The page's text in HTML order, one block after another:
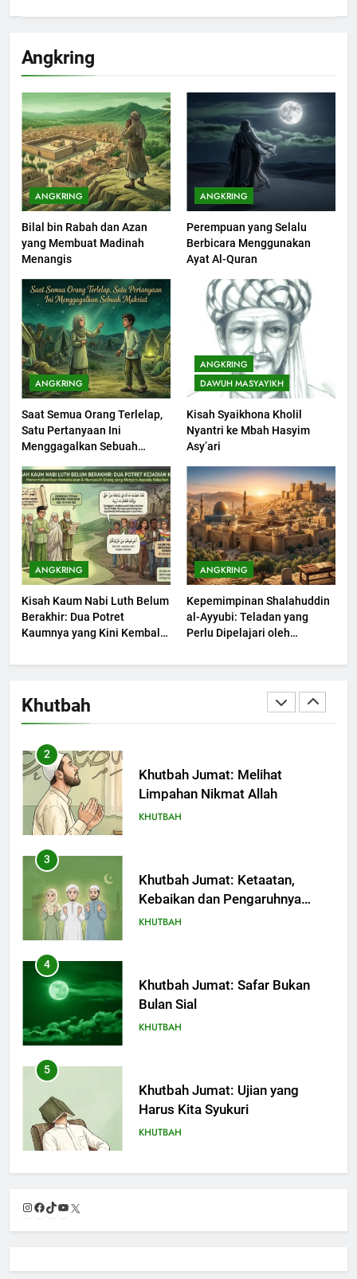
Angkring
ANGKRING
Bilal bin Rabah dan Azan
yang Membuat Madinah
Menangis
ANGKRING
Perempuan yang Selalu
Berbicara Menggunakan
Ayat Al-Quran
ANGKRING
Saat Semua Orang Terlelap,
Satu Pertanyaan Ini
Menggagalkan Sebuah
ANGKRING
DAWUH MASYAYIKH
Kisah Syaikhona Kholil
Nyantri ke Mbah Hasyim
Asy’ari
ANGKRING
Kisah Kaum Nabi Luth Belum
Berakhir: Dua Potret
Kaumnya yang Kini Kembali
ANGKRING
Kepemimpinan Shalahuddin
al-Ayyubi: Teladan yang
Perlu Dipelajari oleh
(2)
Khutbah
200
Khutbah Idul Fitri di Rumah
KHUTBAH
201
Khutbah jumat: Sejarah
Seebagai Pembangkit Jiwa
KHUTBAH
202
Bisa Diterima
KHUTBAH
203
Khutbah Jumat: Bulan
Muharram Bulan Bersejarah
KHUTBAH
Khutbah Jumat: Mengapa Orang
Dengki Tak Akan Pernah
2
Khutbah Jumat: Melihat
Limpahan Nikmat Allah
KHUTBAH
3
Khutbah Jumat: Ketaatan,
Kebaikan dan Pengaruhnya
dalam Jiwa Manusia
KHUTBAH
4
Khutbah Jumat: Safar Bukan
Bulan Sial
KHUTBAH
5
Khutbah Jumat: Ujian yang
Harus Kita Syukuri
KHUTBAH
6
Pondok Pesantren Sukses Dunia
Instagram
Facebook
TikTok
YouTube